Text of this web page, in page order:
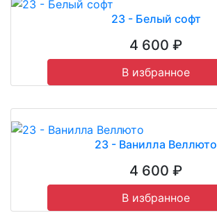
23 - Белый софт
4 600 ₽
В избранное
23 - Ванилла Веллюто
4 600 ₽
В избранное